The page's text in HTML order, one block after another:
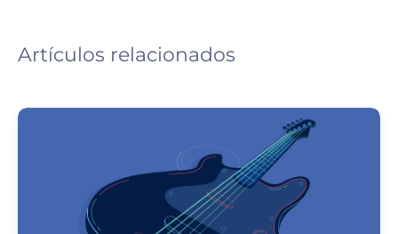
Artículos relacionados